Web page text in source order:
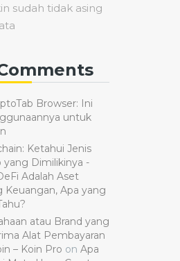
sudah tidak asing
Browser: Ini
untuk
Ketahui Jenis
yang Dimilikinya -
Adalah Aset
Keuangan, Apa yang
atau Brand yang
Alat Pembayaran
– Koin Pro on Apa